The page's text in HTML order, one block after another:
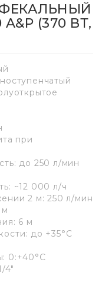
A&P (370 ВТ,
при
до 250 л/мин
~12 000 л/ч
2 м: 250 л/мин
6 м
до +35°C
0:+40°C
4"